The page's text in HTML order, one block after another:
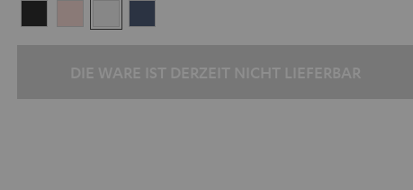
Gold
White